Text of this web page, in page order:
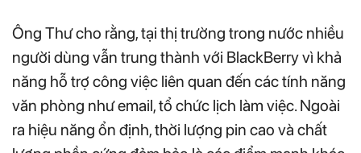
Ông Thư cho rằng, tại thị trường trong nước nhiều
người dùng vẫn trung thành với BlackBerry vì khả
năng hỗ trợ công việc liên quan đến các tính năng
văn phòng như email, tổ chức lịch làm việc. Ngoài
ra hiệu năng ổn định, thời lượng pin cao và chất